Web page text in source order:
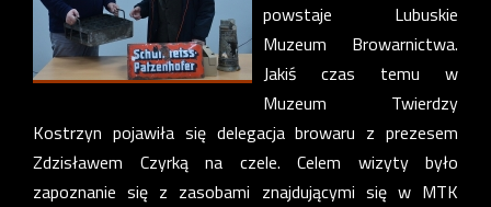
powstaje Lubuskie
Muzeum Browarnictwa.
Jakiś czas temu w
Muzeum Twierdzy
Kostrzyn pojawiła się delegacja browaru z prezesem
Zdzisławem Czyrką na czele. Celem wizyty było
zapoznanie się z zasobami znajdującymi się w MTK